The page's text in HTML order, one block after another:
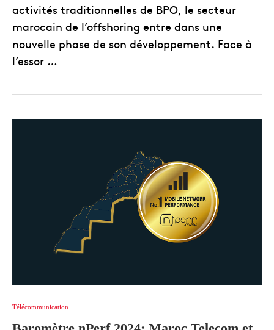
activités traditionnelles de BPO, le secteur
marocain de l’offshoring entre dans une
nouvelle phase de son développement. Face à
l’essor …
Télécommunication